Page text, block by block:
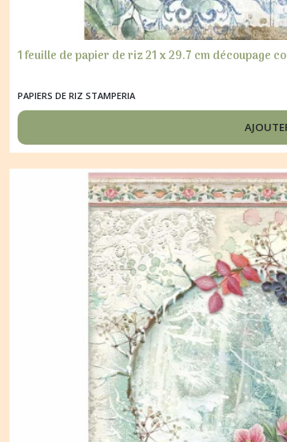
1 feuille de papier de riz 21 x 29.7 cm découpage
PAPIERS DE RIZ STAMPERIA